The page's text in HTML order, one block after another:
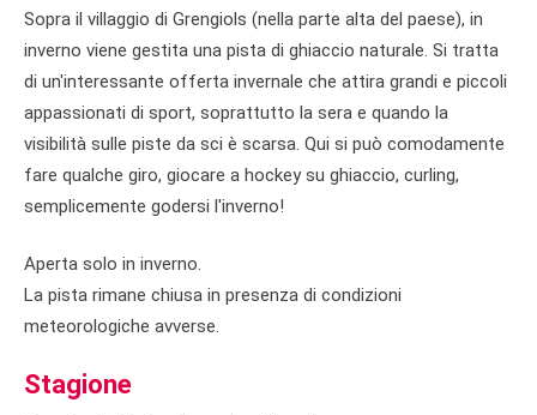
Sopra il villaggio di Grengiols (nella parte alta del paese), in
inverno viene gestita una pista di ghiaccio naturale. Si tratta
di un'interessante offerta invernale che attira grandi e piccoli
appassionati di sport, soprattutto la sera e quando la
visibilità sulle piste da sci è scarsa. Qui si può comodamente
fare qualche giro, giocare a hockey su ghiaccio, curling,
semplicemente godersi l'inverno!
Aperta solo in inverno.
La pista rimane chiusa in presenza di condizioni
meteorologiche avverse.
Stagione